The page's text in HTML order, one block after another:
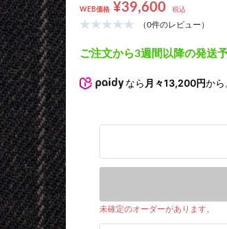
次の画像
WEB価格 ¥39,600 税込
（0件のレビュー）
ご注文から3週間以降の発送予
なら 月々13,200円か
未確定のオーダーがあります。